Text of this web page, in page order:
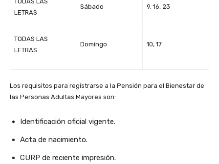
LETRAS
Sábado 9, 16, 23
TODAS LAS
LETRAS
Domingo 10, 17
Los requisitos para registrarse a la Pensión para el Bienestar de
las Personas Adultas Mayores son:
Identificación oficial vigente.
Acta de nacimiento.
CURP de reciente impresión.